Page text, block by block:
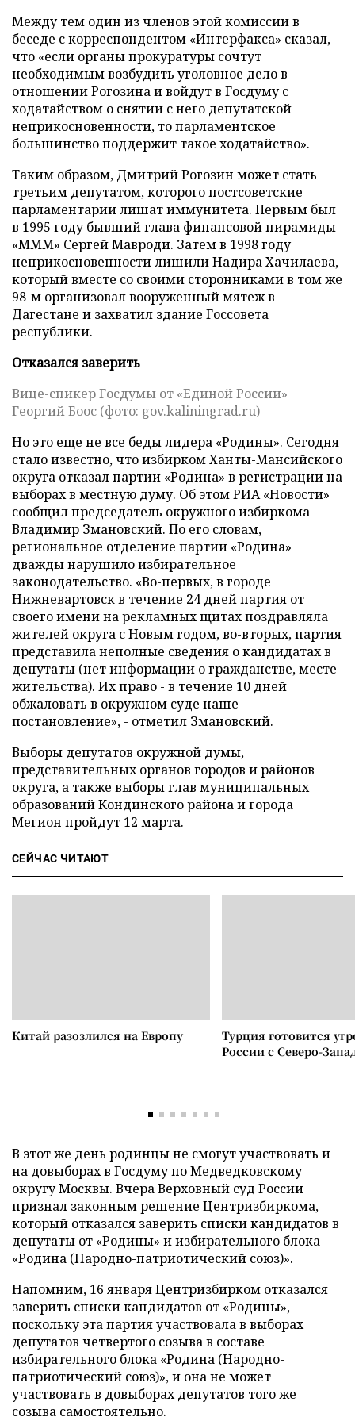
Между тем один из членов этой комиссии в
беседе с корреспондентом «Интерфакса» сказал,
что «если органы прокуратуры сочтут
необходимым возбудить уголовное дело в
отношении Рогозина и войдут в Госдуму с
ходатайством о снятии с него депутатской
неприкосновенности, то парламентское
большинство поддержит такое ходатайство».
Таким образом, Дмитрий Рогозин может стать
третьим депутатом, которого постсоветские
парламентарии лишат иммунитета. Первым был
в 1995 году бывший глава финансовой пирамиды
«МММ» Сергей Мавроди. Затем в 1998 году
неприкосновенности лишили Надира Хачилаева,
который вместе со своими сторонниками в том же
98-м организовал вооруженный мятеж в
Дагестане и захватил здание Госсовета
республики.
Отказался заверить
Вице-спикер Госдумы от «Единой России»
Георгий Боос (фото: gov.kaliningrad.ru)
Но это еще не все беды лидера «Родины». Сегодня
стало известно, что избирком Ханты-Мансийского
округа отказал партии «Родина» в регистрации на
выборах в местную думу. Об этом РИА «Новости»
сообщил председатель окружного избиркома
Владимир Змановский. По его словам,
региональное отделение партии «Родина»
дважды нарушило избирательное
законодательство. «Во-первых, в городе
Нижневартовск в течение 24 дней партия от
своего имени на рекламных щитах поздравляла
жителей округа с Новым годом, во-вторых, партия
представила неполные сведения о кандидатах в
депутаты (нет информации о гражданстве, месте
жительства). Их право - в течение 10 дней
обжаловать в окружном суде наше
постановление», - отметил Змановский.
Выборы депутатов окружной думы,
представительных органов городов и районов
округа, а также выборы глав муниципальных
образований Кондинского района и города
Мегион пройдут 12 марта.
СЕЙЧАС ЧИТАЮТ
Китай разозлился на Европу
Турция готовится
России с Северо-
В этот же день родинцы не смогут участвовать и
на довыборах в Госдуму по Медведковскому
округу Москвы. Вчера Верховный суд России
признал законным решение Центризбиркома,
который отказался заверить списки кандидатов в
депутаты от «Родины» и избирательного блока
«Родина (Народно-патриотический союз)».
Напомним, 16 января Центризбирком отказался
заверить списки кандидатов от «Родины»,
поскольку эта партия участвовала в выборах
депутатов четвертого созыва в составе
избирательного блока «Родина (Народно-
патриотический союз)», и она не может
участвовать в довыборах депутатов того же
созыва самостоятельно.